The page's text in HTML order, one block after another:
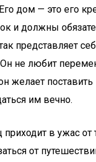
дом — это его
и должны
представляет
не любит
желает поставить
им вечно.
в ужас от
от